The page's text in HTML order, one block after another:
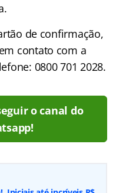
de confirmação,
contato com a
0800 701 2028.
o canal do